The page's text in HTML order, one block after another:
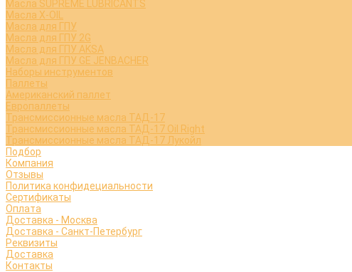
Масла SUPREME LUBRICANTS
Масла X-OIL
Масла для ГПУ
Масла для ГПУ 2G
Масла для ГПУ AKSA
Масла для ГПУ GE JENBACHER
Наборы инструментов
Паллеты
Американский паллет
Европаллеты
Трансмиссионные масла ТАД-17
Трансмиссионные масла ТАД-17 Oil Right
Трансмиссионные масла ТАД-17 Лукойл
Подбор
Компания
Отзывы
Политика конфидециальности
Сертификаты
Оплата
Доставка - Москва
Доставка - Санкт-Петербург
Реквизиты
Доставка
Контакты